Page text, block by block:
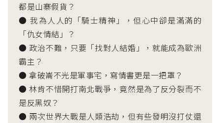
都是山寨假貨？
● 我為人人的「騎士精神」，但心中卻是滿滿的
「仇女情結」？
● 政治不難，只要「找對人結婚」，就能成為歐洲
霸主？
● 拿破崙不光是軍事宅，寫情書更是一把罩？
● 林肯不惜開打南北戰爭，竟然是為了反分裂而不
是反黑奴？
● 兩次世界大戰是人類浩劫，但有些發明沒打仗還